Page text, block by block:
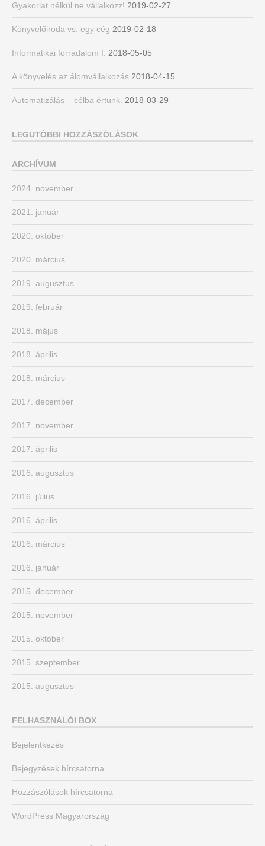
Gyakorlat nélkül ne vállalkozz! 2019-02-27
Könyvelőiroda vs. egy cég 2019-02-18
Informatikai forradalom I. 2018-05-05
A könyvelés az álomvállalkozás 2018-04-15
Automatizálás – célba értünk. 2018-03-29
LEGUTÓBBI HOZZÁSZÓLÁSOK
ARCHÍVUM
2024. november
2021. január
2020. október
2020. március
2019. augusztus
2019. február
2018. május
2018. április
2018. március
2017. december
2017. november
2017. április
2016. augusztus
2016. július
2016. április
2016. március
2016. január
2015. december
2015. november
2015. október
2015. szeptember
2015. augusztus
FELHASZNÁLÓI BOX
Bejelentkezés
Bejegyzések hírcsatorna
Hozzászólások hírcsatorna
WordPress Magyarország